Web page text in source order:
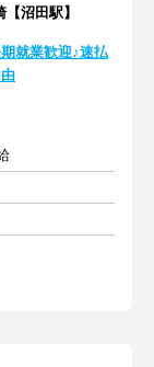
沼田駅】
就業歓迎♪速払